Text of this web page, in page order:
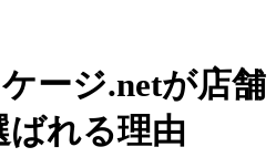
ージ.netが店舗
ばれる理由